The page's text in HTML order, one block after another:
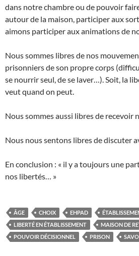
dans notre chambre ou de pouvoir
autour de la maison, participer aux
aimons participer aux animations de
Nous sommes libres de nos
prisonniers de son propre corps
se nourrir seul, de se laver…). Soit, la
veut quand on peut.
Nous sommes aussi libres de recevoir
Nous nous sentons libres de discuter
En conclusion : « il y a toujours une
nos libertés… »
ÂGE CHOIX EHPAD
LIBERTÉ EN ÉTABLISSEMENT
MAISON DE
POUVOIR DÉCISIONNEL
PRISON